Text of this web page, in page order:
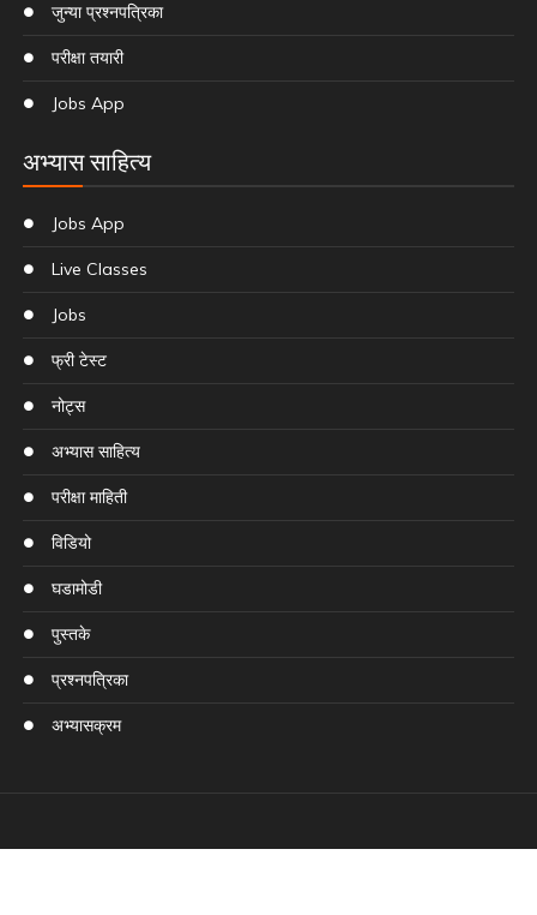
जुन्या प्रश्नपत्रिका
परीक्षा तयारी
Jobs App
अभ्यास साहित्य
Jobs App
Live Classes
Jobs
फ्री टेस्ट
नोट्स
अभ्यास साहित्य
परीक्षा माहिती
विडियो
घडामोडी
पुस्तके
प्रश्नपत्रिका
अभ्यासक्रम